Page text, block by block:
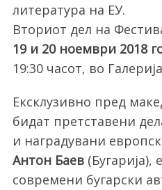
литература на ЕУ.
Вториот дел на
19 и 20 ноември 2018
19:30 часот, во
Ексклузивно пред
бидат претставени
и наградувани
Антон Баев(Бугарија),
современи бугарски